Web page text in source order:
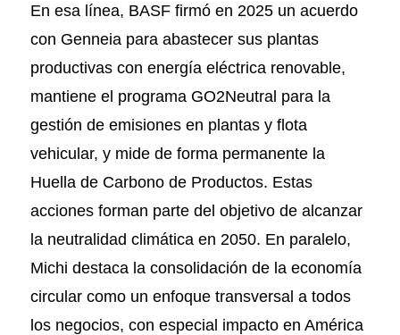
En esa línea, BASF firmó en 2025 un acuerdo
con Genneia para abastecer sus plantas
productivas con energía eléctrica renovable,
mantiene el programa GO2Neutral para la
gestión de emisiones en plantas y flota
vehicular, y mide de forma permanente la
Huella de Carbono de Productos. Estas
acciones forman parte del objetivo de alcanzar
la neutralidad climática en 2050. En paralelo,
Michi destaca la consolidación de la economía
circular como un enfoque transversal a todos
los negocios, con especial impacto en América